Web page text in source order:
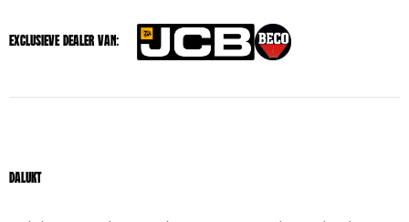
Exclusieve dealer van:
Dalukt